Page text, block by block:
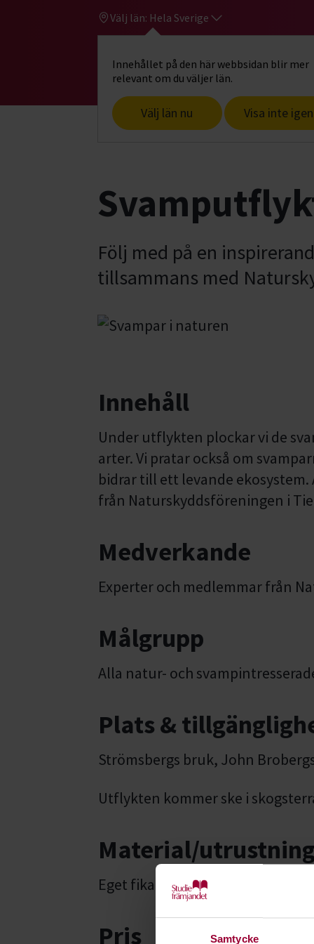
Samtycke
Välj län: Hela Sverige
Innehållet på den här webbsidan blir mer
relevant om du väljer län.
Välj län nu Visa inte igen
Gå till studiefrämjandets startsida
Start Hitta intresse Djur & natur
Följ med på en
tillsammans med
Innehåll
Under utflykten plockar vi de
arter. Vi pratar också om
bidrar till ett levande
från Naturskyddsföreningen i
Medverkande
Experter och medlemmar från
Målgrupp
Alla natur- och
Plats &
Strömsbergs bruk, John
Utflykten kommer ske i
Material/
Eget fika och oömma kläder och
Pris